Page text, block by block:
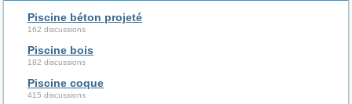
Piscine béton projeté
162 discussions
Piscine bois
182 discussions
Piscine coque
415 discussions